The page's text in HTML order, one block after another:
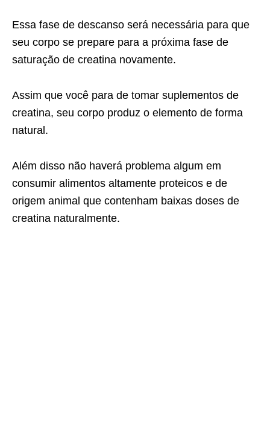
Essa fase de descanso será necessária para que
seu corpo se prepare para a próxima fase de
saturação de creatina novamente.
Assim que você para de tomar suplementos de
creatina, seu corpo produz o elemento de forma
natural.
Além disso não haverá problema algum em
consumir alimentos altamente proteicos e de
origem animal que contenham baixas doses de
creatina naturalmente.